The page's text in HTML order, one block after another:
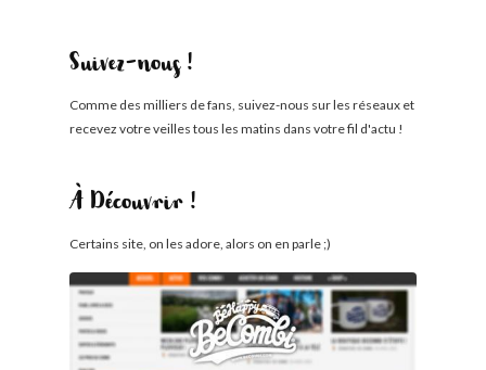
Suivez-nous !
Comme des milliers de fans, suivez-nous sur les réseaux et
recevez votre veilles tous les matins dans votre fil d'actu !
À Découvrir !
Certains site, on les adore, alors on en parle ;)